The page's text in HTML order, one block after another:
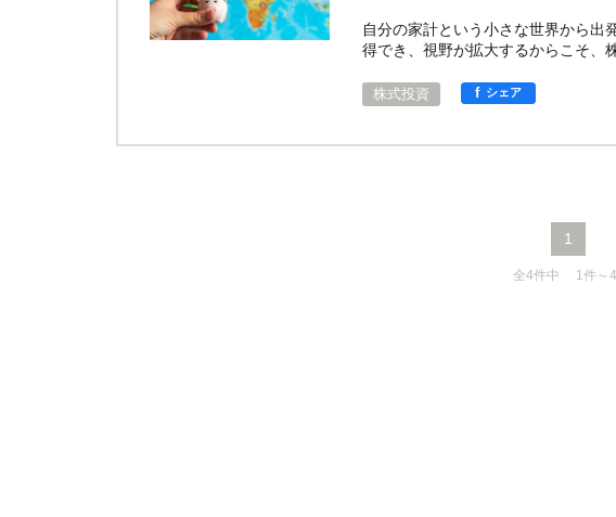
自分の家計という小さな世界から出
得でき、視野が拡大するからこそ、
株式投資 f シェア
1
全4件中 1件～